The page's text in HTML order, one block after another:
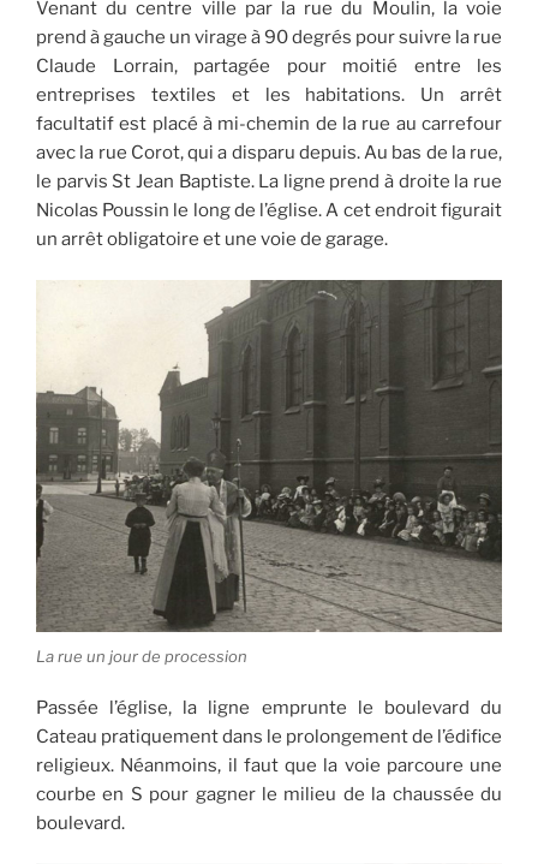
Venant du centre ville par la rue du Moulin, la voie
prend à gauche un virage à 90 degrés pour suivre la rue
Claude Lorrain, partagée pour moitié entre les
entreprises textiles et les habitations. Un arrêt
facultatif est placé à mi-chemin de la rue au carrefour
avec la rue Corot, qui a disparu depuis. Au bas de la rue,
le parvis St Jean Baptiste. La ligne prend à droite la rue
Nicolas Poussin le long de l’église. A cet endroit figurait
un arrêt obligatoire et une voie de garage.
La rue un jour de procession
Passée l’église, la ligne emprunte le boulevard du
Cateau pratiquement dans le prolongement de l’édifice
religieux. Néanmoins, il faut que la voie parcoure une
courbe en S pour gagner le milieu de la chaussée du
boulevard.